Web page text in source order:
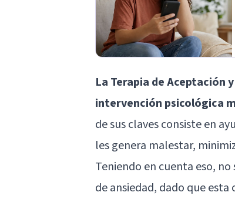
La Terapia de Aceptación
intervención psicológica
de sus claves consiste en
les genera malestar,
Teniendo en cuenta eso,
de ansiedad, dado que